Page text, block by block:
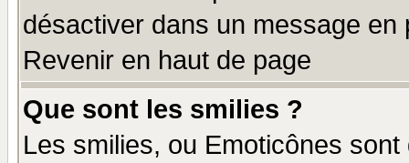
désactiver dans un message
Revenir en haut de page
Que sont les smilies ?
Les smilies, ou Emoticônes